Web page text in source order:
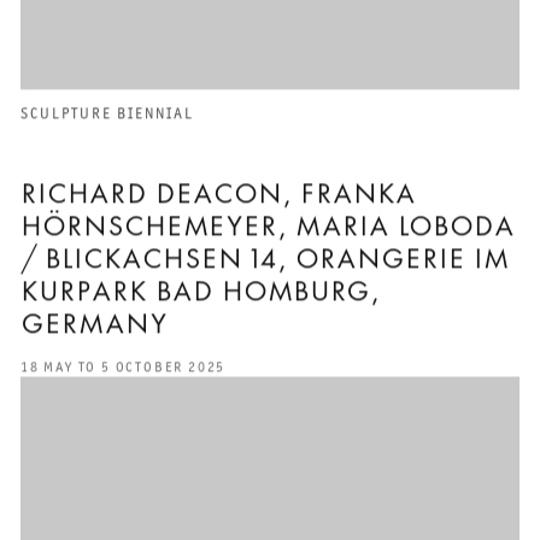
RICHARD DEACON, FRANKA
HÖRNSCHEMEYER, MARIA LOBODA
/ BLICKACHSEN 14, ORANGERIE IM
KURPARK BAD HOMBURG,
GERMANY
SCULPTURE BIENNIAL
18 MAY TO 5 OCTOBER 2025